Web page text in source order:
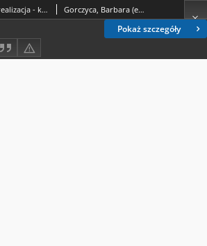
Pokaż szczegóły
Decyzje kierownicze i ich realizacja - konstrukcja schematu badawczego Gorczyca, Barbara (ekonomia)